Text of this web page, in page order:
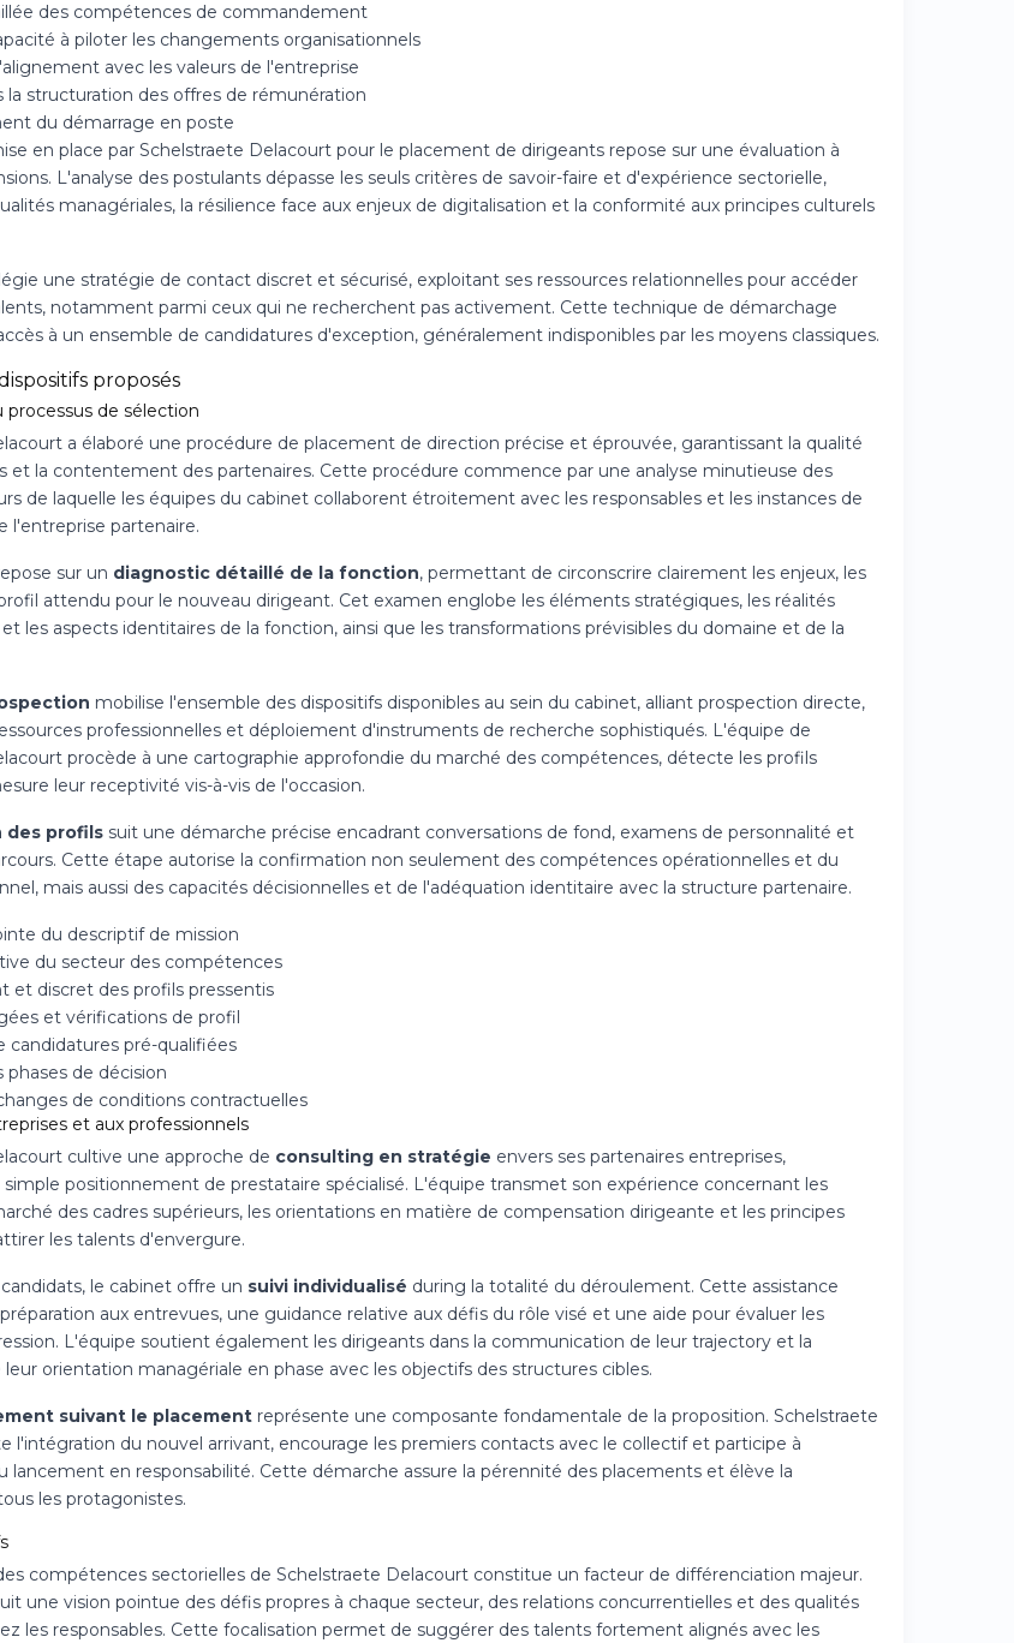
des compétences de commandement
à piloter les changements organisationnels
avec les valeurs de l'entreprise
la structuration des offres de rémunération
du démarrage en poste
en place par Schelstraete Delacourt pour le placement de dirigeants repose sur une évaluation à
L'analyse des postulants dépasse les seuls critères de savoir-faire et d'expérience sectorielle,
managériales, la résilience face aux enjeux de digitalisation et la conformité aux principes culturels
une stratégie de contact discret et sécurisé, exploitant ses ressources relationnelles pour accéder
notamment parmi ceux qui ne recherchent pas activement. Cette technique de démarchage
à un ensemble de candidatures d'exception, généralement indisponibles par les moyens classiques.
proposés
processus de sélection
a élaboré une procédure de placement de direction précise et éprouvée, garantissant la qualité
et la contentement des partenaires. Cette procédure commence par une analyse minutieuse des
de laquelle les équipes du cabinet collaborent étroitement avec les responsables et les instances de
l'entreprise partenaire.
sur un diagnostic détaillé de la fonction, permettant de circonscrire clairement les enjeux, les
attendu pour le nouveau dirigeant. Cet examen englobe les éléments stratégiques, les réalités
les aspects identitaires de la fonction, ainsi que les transformations prévisibles du domaine et de la
mobilise l'ensemble des dispositifs disponibles au sein du cabinet, alliant prospection directe,
professionnelles et déploiement d'instruments de recherche sophistiqués. L'équipe de
procède à une cartographie approfondie du marché des compétences, détecte les profils
leur receptivité vis-à-vis de l'occasion.
des profils suit une démarche précise encadrant conversations de fond, examens de personnalité et
Cette étape autorise la confirmation non seulement des compétences opérationnelles et du
mais aussi des capacités décisionnelles et de l'adéquation identitaire avec la structure partenaire.
du descriptif de mission
du secteur des compétences
et discret des profils pressentis
et vérifications de profil
candidatures pré-qualifiées
phases de décision
de conditions contractuelles
et aux professionnels
cultive une approche de consulting en stratégie envers ses partenaires entreprises,
positionnement de prestataire spécialisé. L'équipe transmet son expérience concernant les
des cadres supérieurs, les orientations en matière de compensation dirigeante et les principes
les talents d'envergure.
le cabinet offre un suivi individualisé during la totalité du déroulement. Cette assistance
aux entrevues, une guidance relative aux défis du rôle visé et une aide pour évaluer les
L'équipe soutient également les dirigeants dans la communication de leur trajectory et la
leur orientation managériale en phase avec les objectifs des structures cibles.
suivant le placement représente une composante fondamentale de la proposition. Schelstraete
l'intégration du nouvel arrivant, encourage les premiers contacts avec le collectif et participe à
lancement en responsabilité. Cette démarche assure la pérennité des placements et élève la
les protagonistes.
compétences sectorielles de Schelstraete Delacourt constitue un facteur de différenciation majeur.
une vision pointue des défis propres à chaque secteur, des relations concurrentielles et des qualités
les responsables. Cette focalisation permet de suggérer des talents fortement alignés avec les